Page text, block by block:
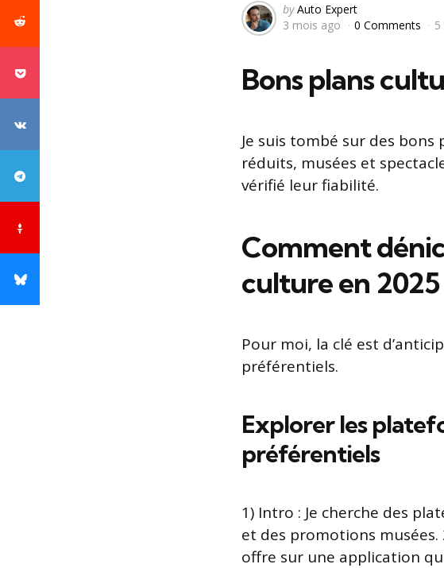
Posted
by
by Auto Expert
3 mois ago
0 Comments 5
Bons plans
Je suis tombé sur des
réduits, musées et
vérifié leur fiabilité.
Comment
culture en 2025
Pour moi, la clé est
préférentiels.
Explorer les
préférentiels
1) Intro : Je cherche des
et des promotions musées.
offre sur une application